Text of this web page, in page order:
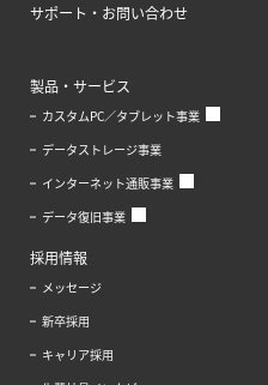
サポート・お問い合わせ
製品・サービス
カスタムPC／タブレット事業
データストレージ事業
インターネット通販事業
データ復旧事業
採用情報
メッセージ
新卒採用
キャリア採用